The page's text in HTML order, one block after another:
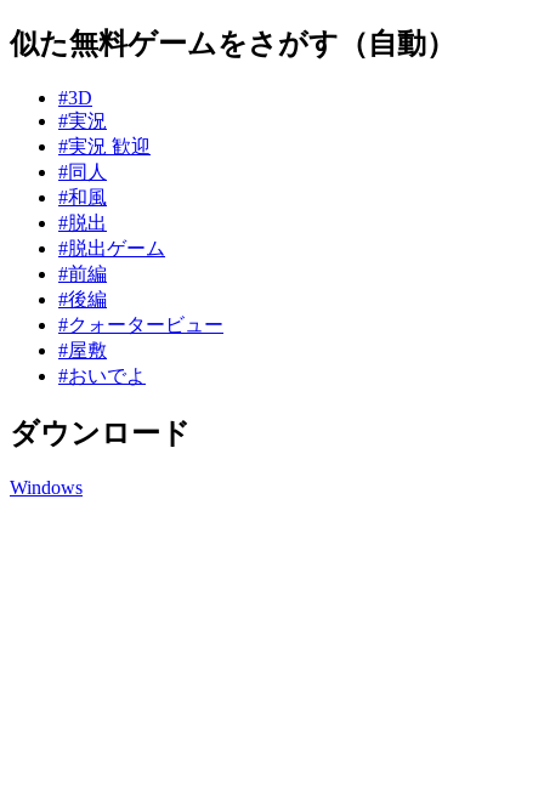
似た無料ゲームをさがす（自動）
#3D
#実況
#実況 歓迎
#同人
#和風
#脱出
#脱出ゲーム
#前編
#後編
#クォータービュー
#屋敷
#おいでよ
ダウンロード
Windows